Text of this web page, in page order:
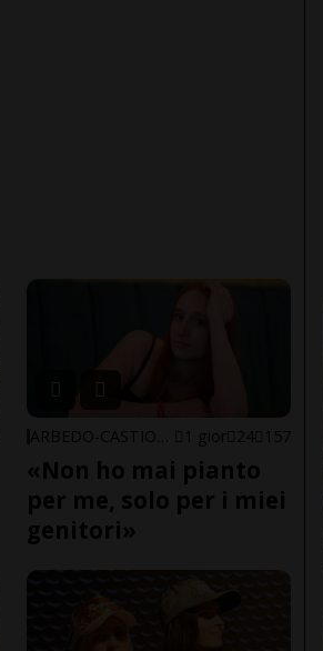
1 gior 24 157
«Non ho mai pianto
per me, solo per i miei
genitori»